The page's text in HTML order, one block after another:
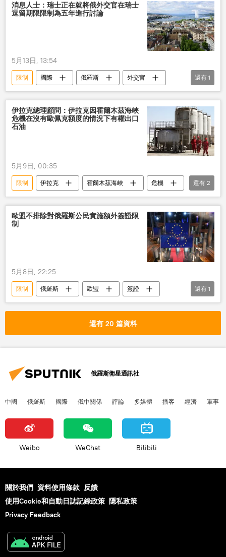
消息人士：瑞士正在就將俄外交官在瑞士
逗留期限限制為五年進行討論
5月13日, 13:54
限制 國際 俄羅斯
外交官
瑞士
還有 1
伊拉克總理顧問：伊拉克因霍爾木茲海峽
危機在沒有歐佩克額度的情況下有權出口
石油
5月9日, 00:35
限制 伊拉克 霍爾木茲海峽
危機
石油出口
歐佩克
還有 2
歐盟不排除對俄羅斯公民實施額外簽證限
制
5月8日, 22:25
限制 俄羅斯 歐盟
簽證
公民
還有 1
還有 20 篇資料
俄羅斯衛星通訊社
中國 俄羅斯 國際 俄中關係 評論 多媒體 播客 經濟 軍事
Weibo WeChat Bilibili
關於我們 資料使用條款 反饋
使用Cookie和自動日誌記錄政策 隱私政策
Privacy Feedback